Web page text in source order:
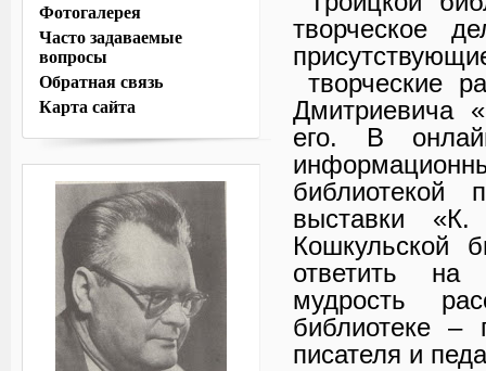
творческое
творческие
Дмитриевича
его. В
библиотекой
выставки
Кошкульской
ответить на
мудрость
библиотеке –
писателя и
Фотогалерея
Часто задаваемые
вопросы
Обратная связь
Карта сайта